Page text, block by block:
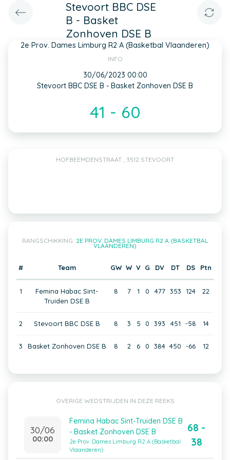
Stevoort BBC DSE
B - Basket
Zonhoven DSE B
2e Prov. Dames Limburg R2 A (Basketbal Vlaanderen)
INFO
30/06/2023 00:00
Stevoort BBC DSE B - Basket Zonhoven DSE B
41 - 60
HOFBEEMDENSTRAAT , 3512 STEVOORT
RANGSCHIKKING: 2E PROV. DAMES LIMBURG R2 A (BASKETBAL
VLAANDEREN)
# Team GW W V G DV DT DS Ptn
1
Femina Habac Sint-
Truiden DSE B
8 7 1 0 477 353 124 22
2 Stevoort BBC DSE B 8 3 5 0 393 451 -58 14
3 Basket Zonhoven DSE B 8 2 6 0 384 450 -66 12
OVERIGE WEDSTRIJDEN IN DEZE REEKS
30/06
00:00
Femina Habac Sint-Truiden DSE B
- Basket Zonhoven DSE B
2e Prov. Dames Limburg R2 A (Basketbal
Vlaanderen)
68 -
38